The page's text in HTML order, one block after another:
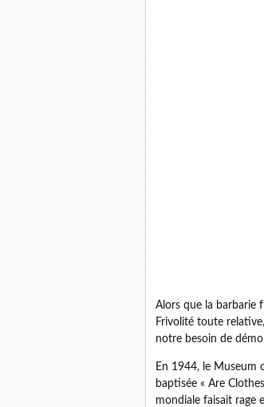
Alors que la barbarie
Frivolité toute
notre besoin de
En 1944, le Museum
baptisée « Are
mondiale faisait rage